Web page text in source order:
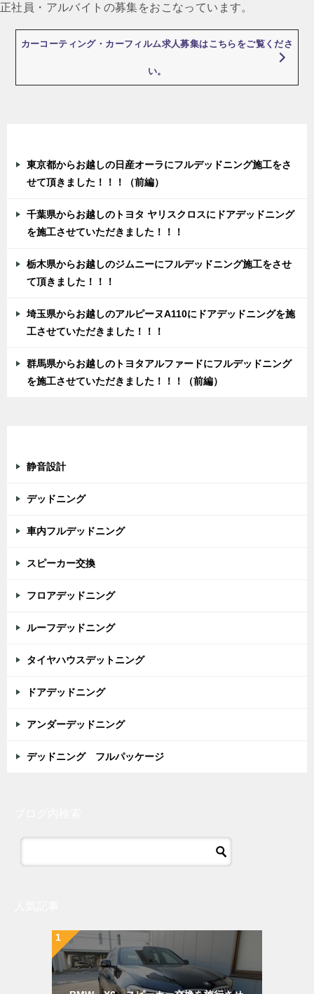
ビ
ゲ
正社員・アルバイトの募集をおこなっています。
カーコーティング・カーフィルム求人募集はこちらをご覧くださ
い。
東京都からお越しの日産オーラにフルデッドニング施工をさ
せて頂きました！！！（前編）
千葉県からお越しのトヨタ ヤリスクロスにドアデッドニング
を施工させていただきました！！！
栃木県からお越しのジムニーにフルデッドニング施工をさせ
て頂きました！！！
埼玉県からお越しのアルピーヌA110にドアデッドニングを施
工させていただきました！！！
群馬県からお越しのトヨタアルファードにフルデッドニング
を施工させていただきました！！！（前編）
静音設計
デッドニング
車内フルデッドニング
スピーカー交換
フロアデッドニング
ルーフデッドニング
タイヤハウスデットニング
ドアデッドニング
アンダーデッドニング
デッドニング フルパッケージ